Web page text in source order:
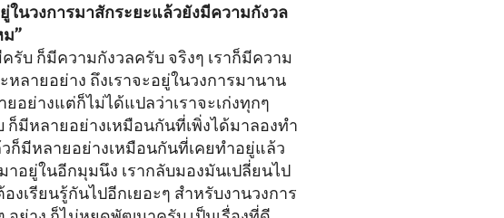
ในวงการมาสักระยะแล้วยังมีความกังวล
”
รับ ก็มีความกังวลครับ จริงๆ เราก็มีความ
หลายอย่าง ถึงเราจะอยู่ในวงการมานาน
อย่างแต่ก็ไม่ได้แปลว่าเราจะเก่งทุกๆ
ก็มีหลายอย่างเหมือนกันที่เพิ่งได้มาลองทำ
ก็มีหลายอย่างเหมือนกันที่เคยทำอยู่แล้ว
าอยู่ในอีกมุมนึง เรากลับมองมันเปลี่ยนไป
งเรียนรู้กันไปอีกเยอะๆ สำหรับงานวงการ